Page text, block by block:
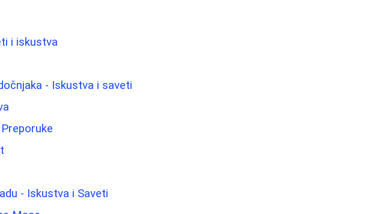
i iskustva
- Iskustva i saveti
- Iskustva i Saveti